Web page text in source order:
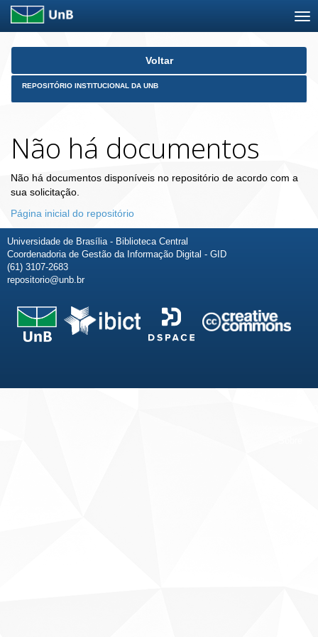
Skip
Voltar
REPOSITÓRIO INSTITUCIONAL DA UNB
Não há documentos
Não há documentos disponíveis no repositório de acordo com a
sua solicitação.
Página inicial do repositório
Universidade de Brasília - Biblioteca Central
Coordenadoria de Gestão da Informação Digital - GID
(61) 3107-2683
repositorio@unb.br